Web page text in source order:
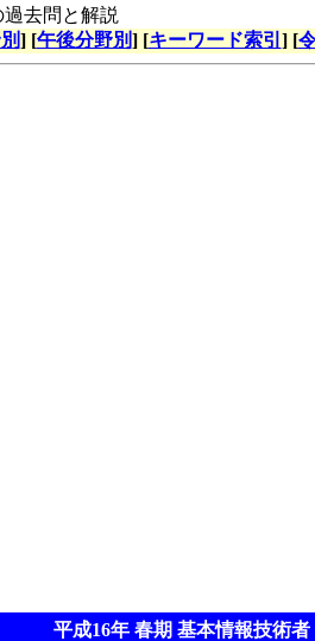
] [午後分野別] [キーワード索引 ] [
平成16年 春期 基本情報技術者